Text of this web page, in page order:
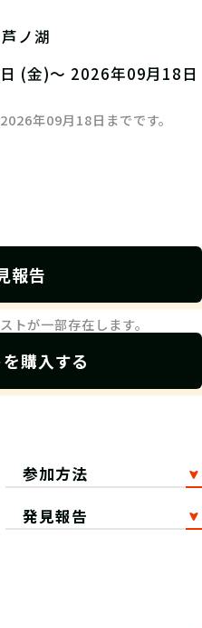
ノ湖
(金)～ 2026年09月18日
年09月18日までです。
報告
トが一部存在します。
購入する
参加方法
発見報告